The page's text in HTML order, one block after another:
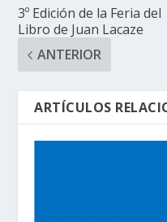
3º Edición de la Feria del
Libro de Juan Lacaze
ANTERIOR
ARTÍCULOS